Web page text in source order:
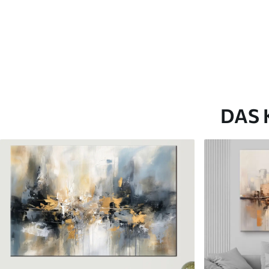
✓ Lebendige, satte Farben
✓ Lichtecht
✓Sichere, geruchlose Tinten
✗Leinwandähnliche Oberfläche
✗Umweltfreundlich
Künstliche
Lebendige, satte
Sichere, geruchlose
✓ Leinwandähnliche
✗
DAS